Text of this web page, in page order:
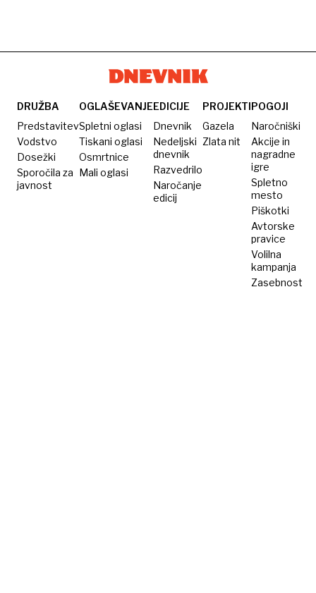
DRUŽBA
Predstavitev
Vodstvo
Dosežki
Sporočila za
javnost
OGLAŠEVANJE
Spletni oglasi
Tiskani oglasi
Osmrtnice
Mali oglasi
EDICIJE
Dnevnik
Nedeljski
dnevnik
Razvedrilo
Naročanje
edicij
PROJEKTI
Gazela
Zlata nit
POGOJI
Naročniški
Akcije in
nagradne
igre
Spletno
mesto
Piškotki
Avtorske
pravice
Volilna
kampanja
Zasebnost